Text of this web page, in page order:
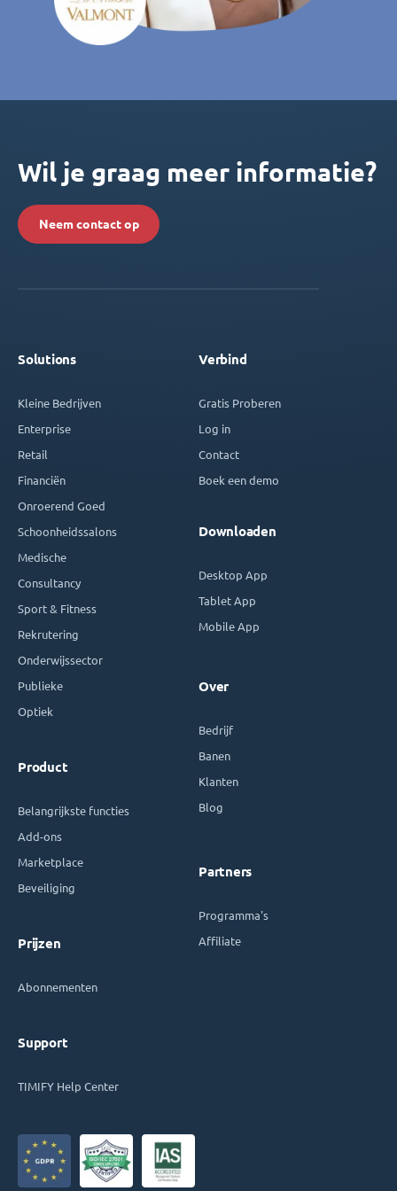
Wil je graag meer informatie?
Neem contact op
Solutions
Kleine Bedrijven
Enterprise
Retail
Financiën
Onroerend Goed
Schoonheidssalons
Medische
Consultancy
Sport & Fitness
Rekrutering
Onderwijssector
Publieke
Optiek
Product
Belangrijkste functies
Add-ons
Marketplace
Beveiliging
Prijzen
Abonnementen
Support
TIMIFY Help Center
Verbind
Gratis Proberen
Log in
Contact
Boek een demo
Downloaden
Desktop App
Tablet App
Mobile App
Over
Bedrijf
Banen
Klanten
Blog
Partners
Programma's
Affiliate